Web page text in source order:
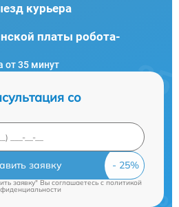
курьера
платы робота-
от 35 минут
со
заявку
заявку" Вы соглашаетесь c политикой